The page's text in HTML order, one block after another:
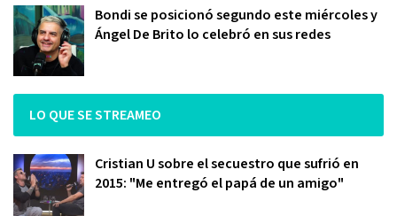
Bondi se posicionó segundo este miércoles y
Ángel De Brito lo celebró en sus redes
LO QUE SE STREAMEO
Cristian U sobre el secuestro que sufrió en
2015: "Me entregó el papá de un amigo"